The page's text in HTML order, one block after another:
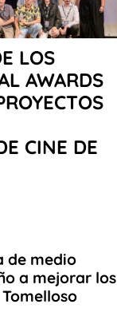
LOS
AWARDS
CINE DE
de medio
a mejorar los